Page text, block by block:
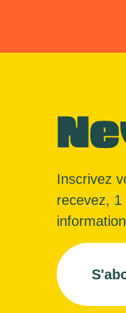
Inscrivez
recevez,